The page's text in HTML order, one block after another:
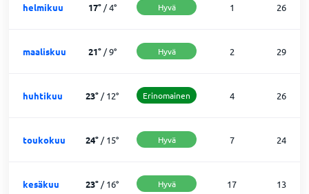
helmikuu 17°/4° Hyvä 1 26
maaliskuu 21°/9° Hyvä 2 29
huhtikuu 23° /12° Erinomainen 4 26
toukokuu 24° /15° Hyvä 7 24
kesäkuu 23° /16° Hyvä 17 13